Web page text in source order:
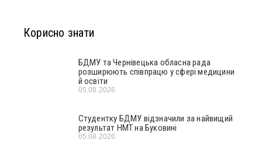
Корисно знати
БДМУ та Чернівецька обласна рада
розширюють співпрацю у сфері медицини
й освіти
05.08.2026
Студентку БДМУ відзначили за найвищий
результат НМТ на Буковині
05.08.2026